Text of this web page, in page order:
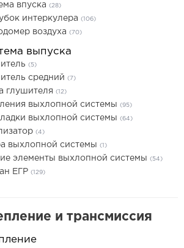
впуска (28)
интеркулера (106)
воздуха (70)
выпуска
(5)
средний (7)
глушителя (12)
выхлопной системы (95)
выхлопной системы (64)
(4)
выхлопной системы (1)
элементы выхлопной системы (54)
ЕГР (129)
и трансмиссия